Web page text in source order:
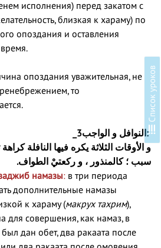
в
исполнения) перед закатом с
близкая к хараму) по
опоздания и оставления
опоздания уважительная, не
то
3_النوافل و الواجب :
و الأوقات الثلاثة يكره فيها النافلة
سبب ؛ كالمنذور ، و ركعتيْ الطواف.
намазы: в три периода
дополнительные намазы
к хараму (макрух тахрим),
для совершения, как намаз, в
дан обет, два ракаата после